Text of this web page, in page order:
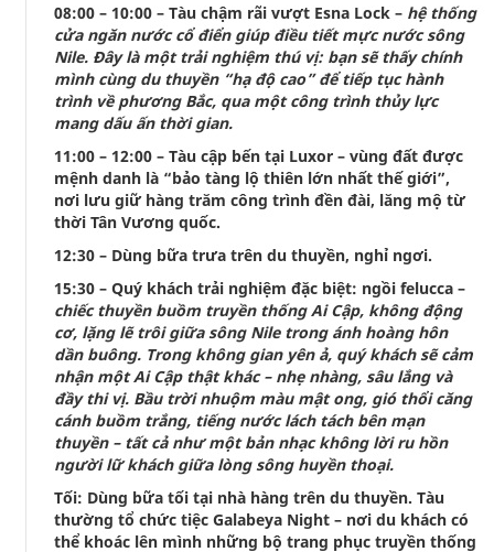
08:00 – 10:00 – Tàu chậm rãi vượt Esna Lock – hệ thống
cửa ngăn nước cổ điển giúp điều tiết mực nước sông
Nile. Đây là một trải nghiệm thú vị: bạn sẽ thấy chính
mình cùng du thuyền “hạ độ cao” để tiếp tục hành
trình về phương Bắc, qua một công trình thủy lực
mang dấu ấn thời gian.
11:00 – 12:00 – Tàu cập bến tại Luxor – vùng đất được
mệnh danh là “bảo tàng lộ thiên lớn nhất thế giới”,
nơi lưu giữ hàng trăm công trình đền đài, lăng mộ từ
thời Tân Vương quốc.
12:30 – Dùng bữa trưa trên du thuyền, nghỉ ngơi.
15:30 – Quý khách trải nghiệm đặc biệt: ngồi felucca –
chiếc thuyền buồm truyền thống Ai Cập, không động
cơ, lặng lẽ trôi giữa sông Nile trong ánh hoàng hôn
dần buông. Trong không gian yên ả, quý khách sẽ cảm
nhận một Ai Cập thật khác – nhẹ nhàng, sâu lắng và
đầy thi vị. Bầu trời nhuộm màu mật ong, gió thổi căng
cánh buồm trắng, tiếng nước lách tách bên mạn
thuyền – tất cả như một bản nhạc không lời ru hồn
người lữ khách giữa lòng sông huyền thoại.
Tối: Dùng bữa tối tại nhà hàng trên du thuyền. Tàu
thường tổ chức tiệc Galabeya Night – nơi du khách có
thể khoác lên mình những bộ trang phục truyền thống